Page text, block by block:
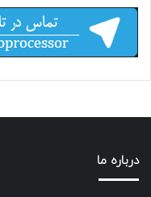
درباره ما